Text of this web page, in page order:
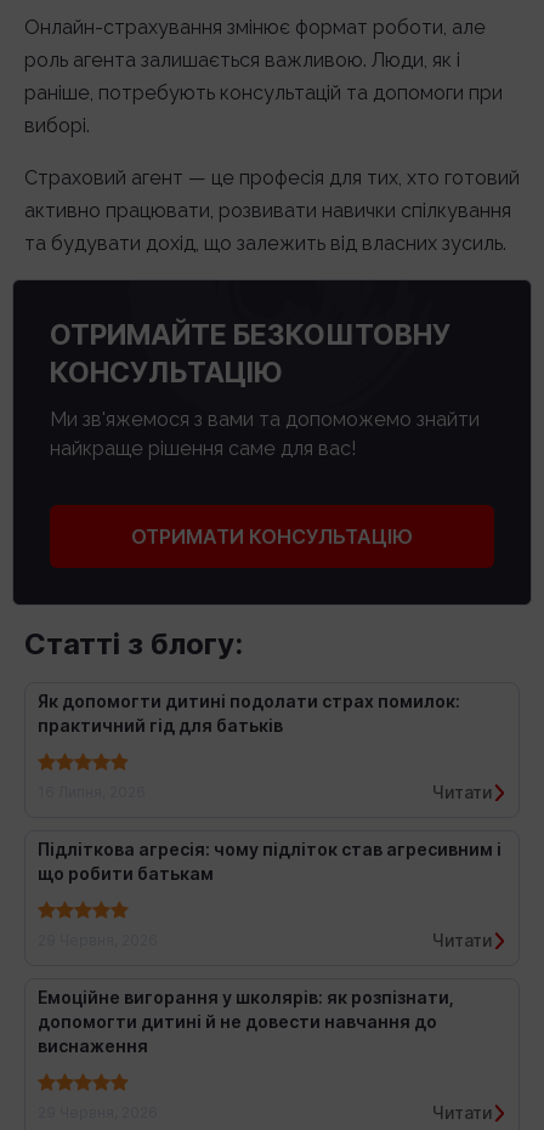
Онлайн-страхування змінює формат роботи, але
роль агента залишається важливою. Люди, як і
раніше, потребують консультацій та допомоги при
виборі.
Страховий агент — це професія для тих, хто готовий
активно працювати, розвивати навички спілкування
та будувати дохід, що залежить від власних зусиль.
ОТРИМАЙТЕ БЕЗКОШТОВНУ
КОНСУЛЬТАЦІЮ
Ми зв'яжемося з вами та допоможемо знайти
найкраще рішення саме для вас!
ОТРИМАТИ КОНСУЛЬТАЦІЮ
Статті з блогу:
Як допомогти дитині подолати страх помилок:
практичний гід для батьків
Читати
Підліткова агресія: чому підліток став агресивним і
що робити батькам
Читати
Емоційне вигорання у школярів: як розпізнати,
допомогти дитині й не довести навчання до
виснаження
Читати